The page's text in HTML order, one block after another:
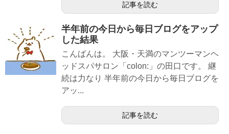
記事を読む
半年前の今日から毎日ブログをアップ
した結果
こんばんは。 大阪・天満のマンツーマンヘ
ッドスパサロン「colon:」の田口です。 継
続は力なり 半年前の今日から毎日ブログを
アッ...
記事を読む